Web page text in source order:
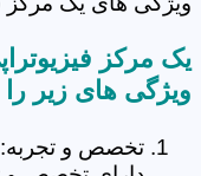
یک مرکز
ویژگی های زیر
تخصص و تجربه: